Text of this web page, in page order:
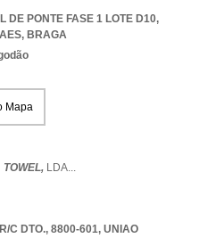
DE PONTE FASE 1 LOTE D10,
, BRAGA
Mapa
LDA...
C DTO., 8800-601, UNIAO